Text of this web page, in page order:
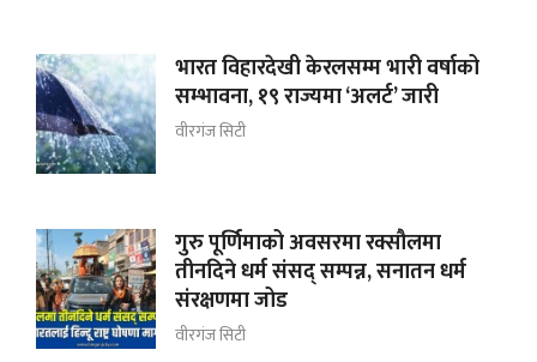
भारत विहारदेखी केरलसम्म भारी वर्षाको
सम्भावना, १९ राज्यमा ‘अलर्ट’ जारी
वीरगंज सिटी
गुरु पूर्णिमाको अवसरमा रक्सौलमा
तीनदिने धर्म संसद् सम्पन्न, सनातन धर्म
संरक्षणमा जोड
वीरगंज सिटी